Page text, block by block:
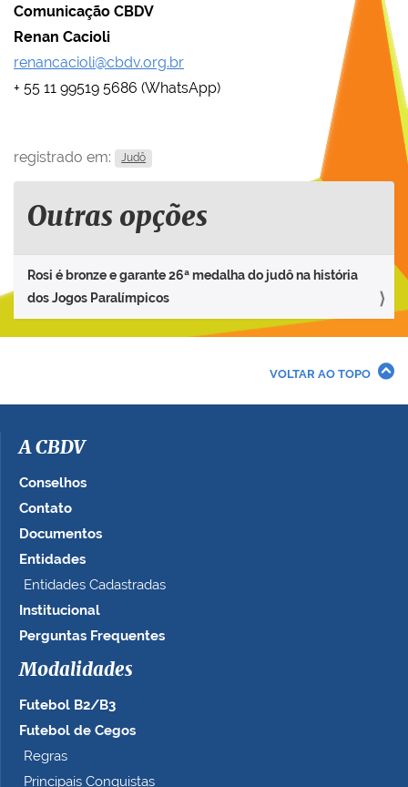
Comunicação CBDV
Renan Cacioli
renancacioli@cbdv.org.br
+ 55 11 99519 5686 (WhatsApp)
registrado em: Judô
Outras opções
Rosi é bronze e garante 26ª medalha do judô na história
dos Jogos Paralímpicos
VOLTAR AO TOPO
A CBDV
Conselhos
Contato
Documentos
Entidades
Entidades Cadastradas
Institucional
Perguntas Frequentes
Modalidades
Futebol B2/B3
Futebol de Cegos
Regras
Principais Conquistas